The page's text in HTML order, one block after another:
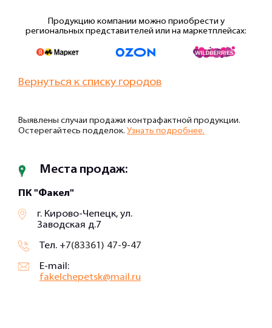
Продукцию компании можно приобрести у
региональных представителей или на маркетплейсах:
Вернуться к списку городов
Выявлены случаи продажи контрафактной продукции.
Остерегайтесь подделок. Узнать подробнее.
Места продаж:
ПК "Факел"
г. Кирово-Чепецк, ул.
Заводская д.7
Тел. +7(83361) 47-9-47
E-mail:
fakelchepetsk@mail.ru